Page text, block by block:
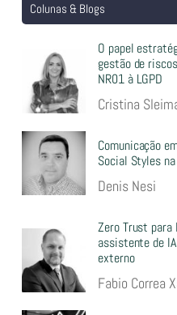
Colunas & Blogs
O papel
gestão de
NR01 à LGPD
Cristina
Comunicação
Social Styles
Denis Nesi
Zero Trust para
assistente de
externo
Fabio Correa